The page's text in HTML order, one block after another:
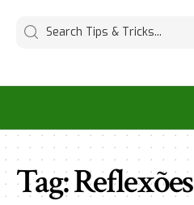
Tag:Reflexões